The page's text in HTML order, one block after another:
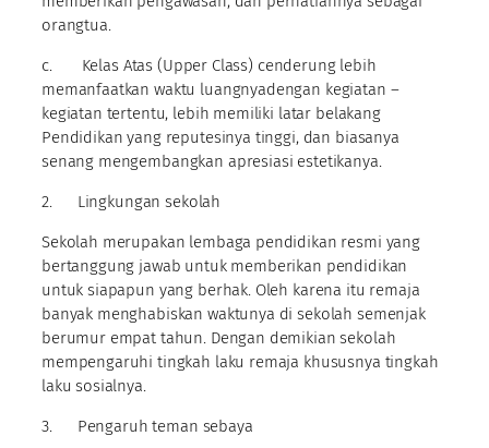
orangtua.
c. Kelas Atas (Upper Class) cenderung lebih
memanfaatkan waktu luangnyadengan kegiatan –
kegiatan tertentu, lebih memiliki latar belakang
Pendidikan yang reputesinya tinggi, dan biasanya
senang mengembangkan apresiasi estetikanya.
2. Lingkungan sekolah
Sekolah merupakan lembaga pendidikan resmi yang
bertanggung jawab untuk memberikan pendidikan
untuk siapapun yang berhak. Oleh karena itu remaja
banyak menghabiskan waktunya di sekolah semenjak
berumur empat tahun. Dengan demikian sekolah
mempengaruhi tingkah laku remaja khususnya tingkah
laku sosialnya.
3. Pengaruh teman sebaya